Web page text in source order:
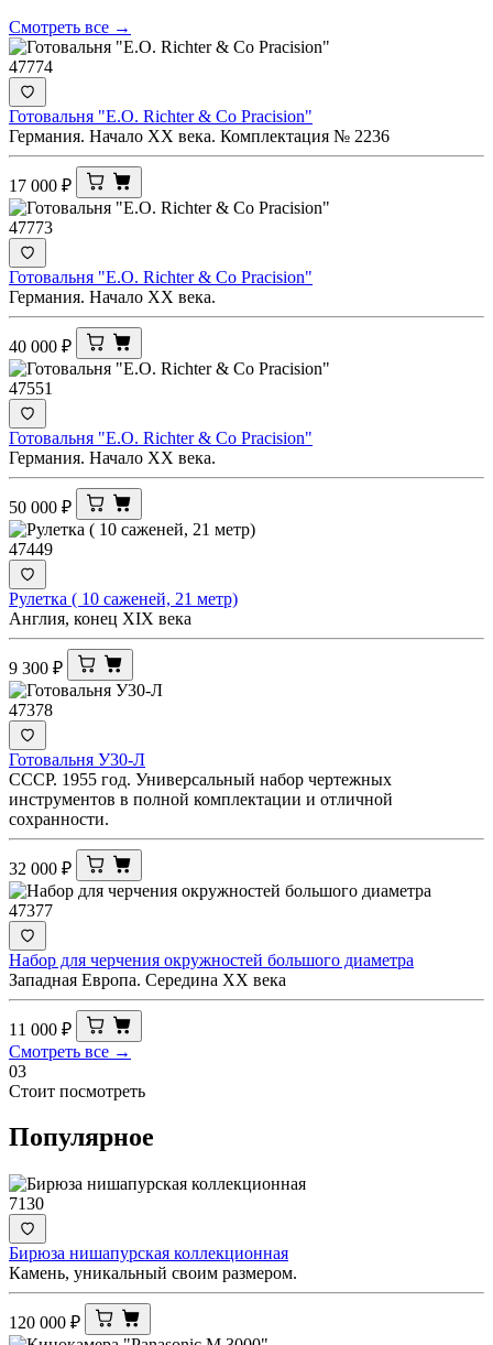
Смотреть все →
47774
Готовальня "E.O. Richter & Co Pracision"
Германия. Начало XX века. Комплектация № 2236
17 000 ₽
47773
Готовальня "E.O. Richter & Co Pracision"
Германия. Начало XX века.
40 000 ₽
47551
Готовальня "E.O. Richter & Co Pracision"
Германия. Начало XX века.
50 000 ₽
47449
Рулетка ( 10 саженей, 21 метр)
Англия, конец XIX века
9 300 ₽
47378
Готовальня У30-Л
СССР. 1955 год. Универсальный набор чертежных
инструментов в полной комплектации и отличной
сохранности.
32 000 ₽
47377
Набор для черчения окружностей большого диаметра
Западная Европа. Середина XX века
11 000 ₽
Смотреть все →
03
Стоит посмотреть
Популярное
7130
Бирюза нишапурская коллекционная
Камень, уникальный своим размером.
120 000 ₽